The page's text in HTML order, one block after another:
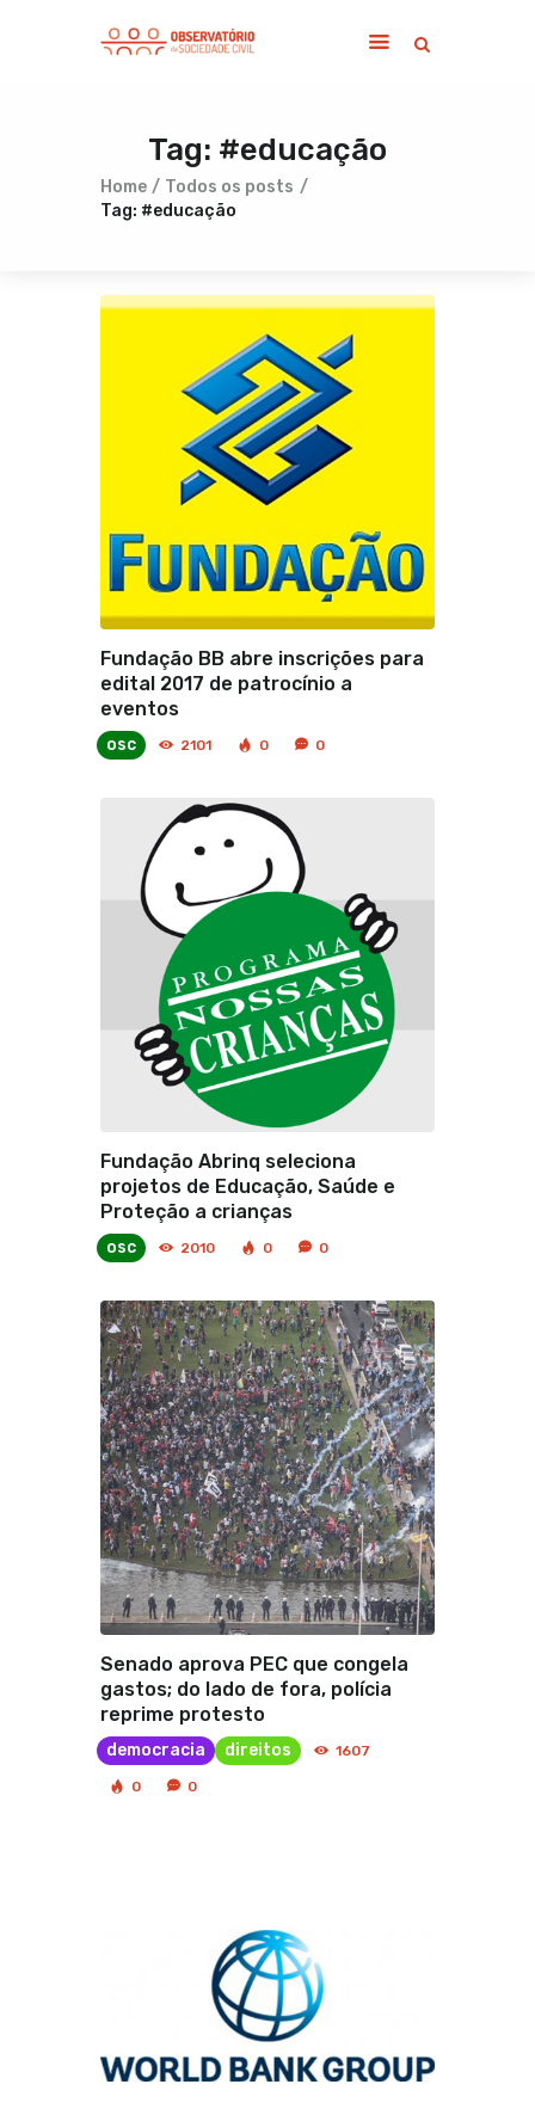
Tag: #educação
Home
Todos os posts
Tag: #educação
Home
Sobre
Notícias
Contato
Fundação BB abre inscrições para
edital 2017 de patrocínio a
eventos
osc 2101 0 0
Fundação Abrinq seleciona
projetos de Educação, Saúde e
Proteção a crianças
osc 2010 0 0
Senado aprova PEC que congela
gastos; do lado de fora, polícia
reprime protesto
democracia direitos 1607
0 0